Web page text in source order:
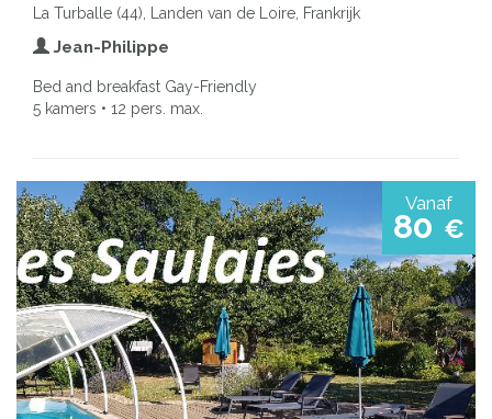
La Turballe (44), Landen van de Loire, Frankrijk
Jean-Philippe
Bed and breakfast Gay-Friendly
5 kamers • 12 pers. max.
Vanaf
80 €